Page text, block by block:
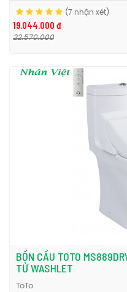
(7 nhận xét)
19.044.000 đ
22.570.000
BỒN CẦU TOTO
TỬ WASHLET
ToTo